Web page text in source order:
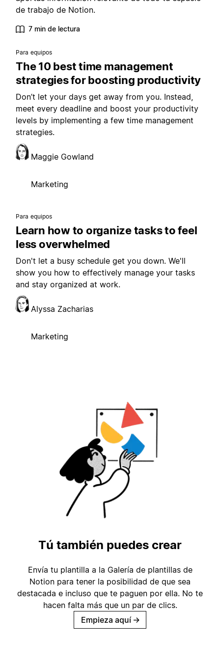
de trabajo de Notion.
7 min de lectura
Para equipos
The 10 best time management
strategies for boosting productivity
Don’t let your days get away from you. Instead,
meet every deadline and boost your productivity
levels by implementing a few time management
strategies.
Maggie Gowland
Marketing
Para equipos
Learn how to organize tasks to feel
less overwhelmed
Don't let a busy schedule get you down. We'll
show you how to effectively manage your tasks
and stay organized at work.
Alyssa Zacharias
Marketing
Tú también puedes crear
Envía tu plantilla a la Galería de plantillas de
Notion para tener la posibilidad de que sea
destacada e incluso que te paguen por ella. No te
hacen falta más que un par de clics.
Empieza aquí →